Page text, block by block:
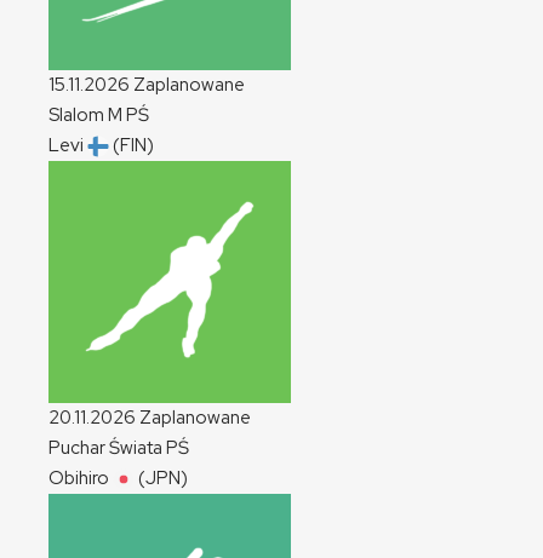
15.11.2026 Zaplanowane
Slalom M PŚ
Levi
(FIN)
20.11.2026 Zaplanowane
Puchar Świata PŚ
Obihiro
(JPN)